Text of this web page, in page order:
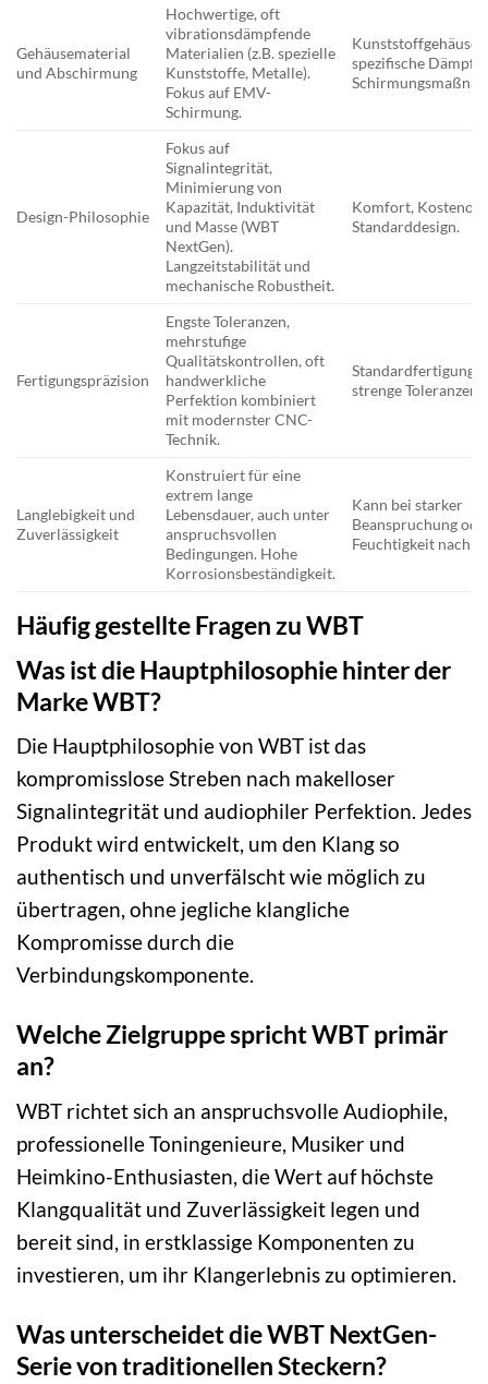
Gehäusematerial
und Abschirmung
Hochwertige, oft
vibrationsdämpfende
Materialien (z.B. spezielle
Kunststoffe, Metalle).
Fokus auf EMV-
Schirmung.
Kunststoffgehäuse,
spezifische
Design-Philosophie
Fokus auf
Signalintegrität,
Minimierung von
Kapazität, Induktivität
und Masse (WBT
NextGen).
Langzeitstabilität und
mechanische Robustheit.
Komfort,
Standarddesign.
Fertigungspräzision
Engste Toleranzen,
mehrstufige
Qualitätskontrollen, oft
handwerkliche
Perfektion kombiniert
mit modernster CNC-
Technik.
Standardfertigung,
strenge Toleranzen.
Langlebigkeit und
Zuverlässigkeit
Konstruiert für eine
extrem lange
Lebensdauer, auch unter
anspruchsvollen
Bedingungen. Hohe
Korrosionsbeständigkeit.
Kann bei starker
Beanspruchung
Feuchtigkeit
Häufig gestellte Fragen zu WBT
Was ist die Hauptphilosophie hinter der
Marke WBT?
Die Hauptphilosophie von WBT ist das
kompromisslose Streben nach makelloser
Signalintegrität und audiophiler Perfektion. Jedes
Produkt wird entwickelt, um den Klang so
authentisch und unverfälscht wie möglich zu
übertragen, ohne jegliche klangliche
Kompromisse durch die
Verbindungskomponente.
Welche Zielgruppe spricht WBT primär
an?
WBT richtet sich an anspruchsvolle Audiophile,
professionelle Toningenieure, Musiker und
Heimkino-Enthusiasten, die Wert auf höchste
Klangqualität und Zuverlässigkeit legen und
bereit sind, in erstklassige Komponenten zu
investieren, um ihr Klangerlebnis zu optimieren.
Was unterscheidet die WBT NextGen-
Serie von traditionellen Steckern?